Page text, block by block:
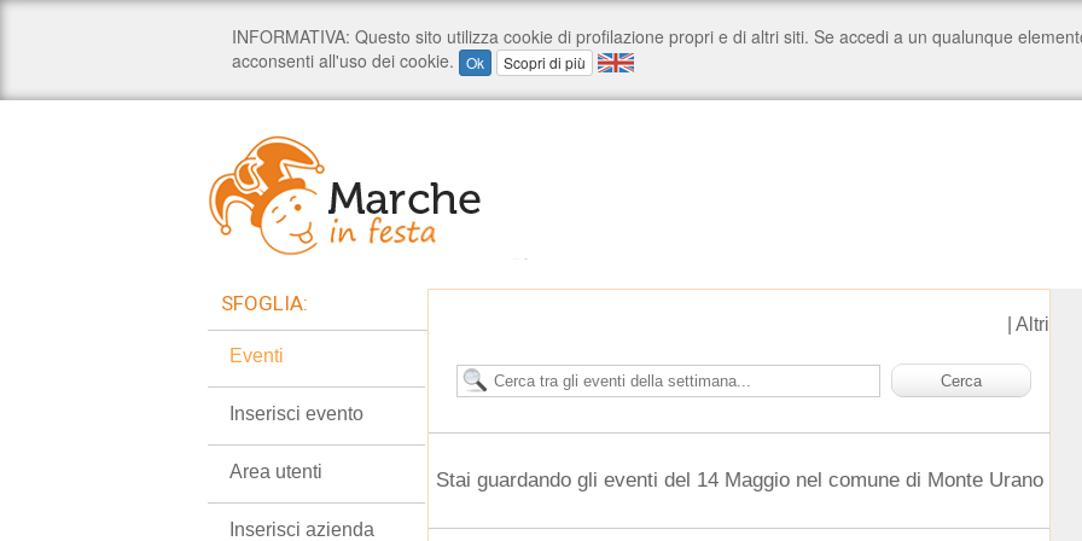
Altri
Stai guardando gli eventi del 14 Maggio nel comune di Monte Urano
SFOGLIA:
Eventi
Inserisci evento
Area utenti
Inserisci azienda